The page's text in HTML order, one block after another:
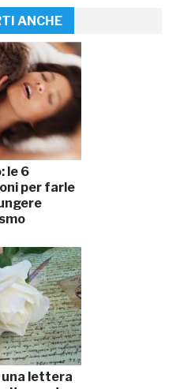
ANCHE
le 6
per farle
una lettera